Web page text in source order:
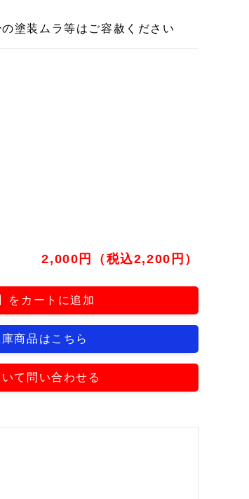
塗装ムラ等はご容赦ください
2,000円（税込2,200円）
をカートに追加
商品はこちら
て問い合わせる